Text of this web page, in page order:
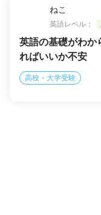
ねこ
英語レベル：
英語の基礎がわか
ればいいか不安
高校・大学受験